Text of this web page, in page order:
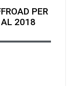
PER
2018